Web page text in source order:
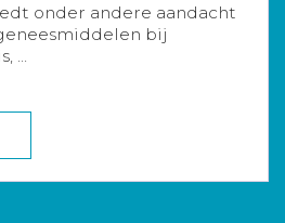
onder andere aandacht
bij